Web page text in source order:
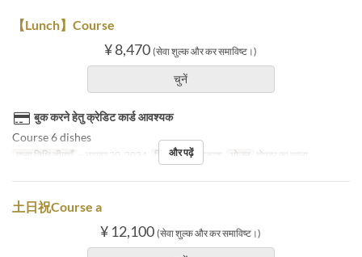
【Lunch】Course
¥ 8,470 (सेवा शुल्क और कर समाविष्ट।)
चुनें
बुक करने हेतु क्रेडिट कार्ड आवश्यक
Course 6 dishes
मान्य तिथि सीमाएँ ~ नवम्बर 30, 2024 दिन श, स, अवकाश भोजन दोपहर का खाना
और पढ़ें
土日祝Course a
¥ 12,100 (सेवा शुल्क और कर समाविष्ट।)